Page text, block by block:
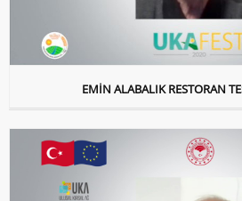
EMİN ALABALIK RESTORAN